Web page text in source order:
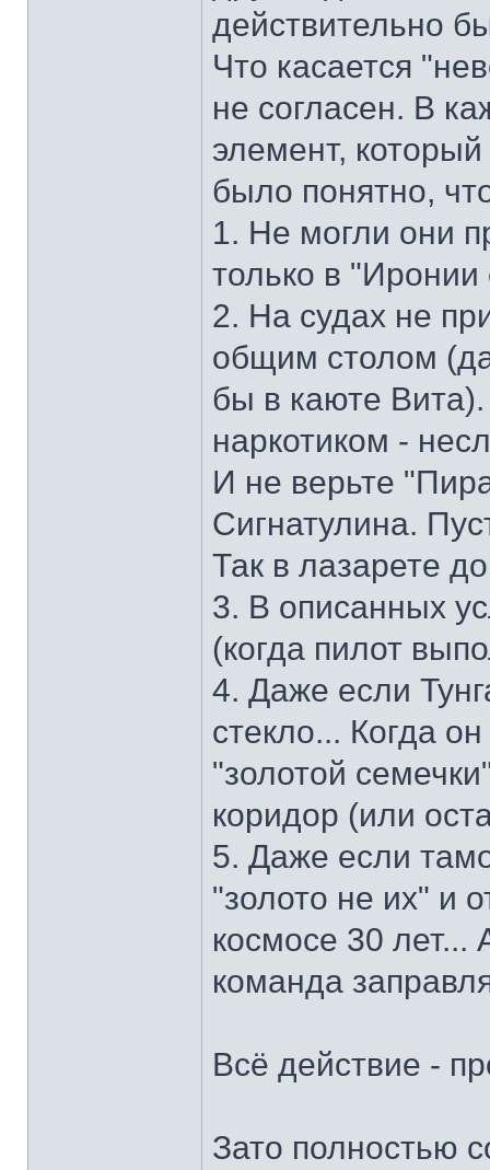
действительно
Что касается
не согласен. В
элемент,
было понятно,
1. Не могли они
только в
2. На судах не
общим столом
бы в каюте
наркотиком -
И не верьте
Сигнатулина.
Так в лазарете
3. В описанных
(когда пилот
4. Даже если
стекло... Когда
"золотой
коридор (или
5. Даже если
"золото не их" и
космосе 30 лет...
команда
Всё действие -
Зато полностью